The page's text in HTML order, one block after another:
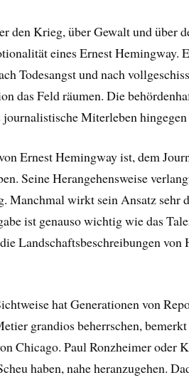
den Krieg, über Gewalt und über
eines Ernest Hemingway.
Todesangst und nach
das Feld räumen. Die
journalistische Miterleben
Ernest Hemingway ist, dem
Seine Herangehensweise
Manchmal wirkt sein Ansatz sehr
ist genauso wichtig wie das
Landschaftsbeschreibungen
hat Generationen von
grandios beherrschen,
Chicago. Paul Ronzheimer oder
haben, nahe heranzugehen.